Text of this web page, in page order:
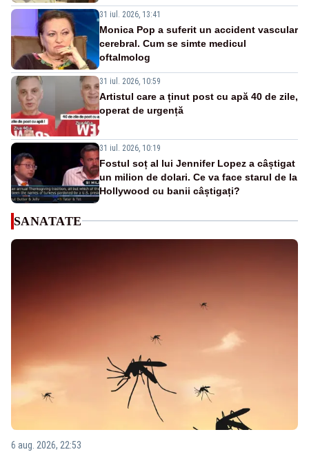
31 iul. 2026, 13:41
Monica Pop a suferit un accident vascular
cerebral. Cum se simte medicul
oftalmolog
31 iul. 2026, 10:59
Artistul care a ținut post cu apă 40 de zile,
operat de urgență
31 iul. 2026, 10:19
Fostul soț al lui Jennifer Lopez a câștigat
un milion de dolari. Ce va face starul de la
Hollywood cu banii câștigați?
SANATATE
6 aug. 2026, 22:53